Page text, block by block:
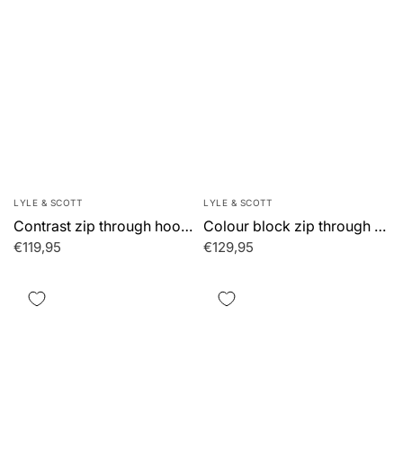
LYLE & SCOTT
Contrast zip through hooded jacket - khaki ash jet black
€119,95
LYLE & SCOTT
Colour block zip through hooded jacket - jet black gunmetal
€129,95